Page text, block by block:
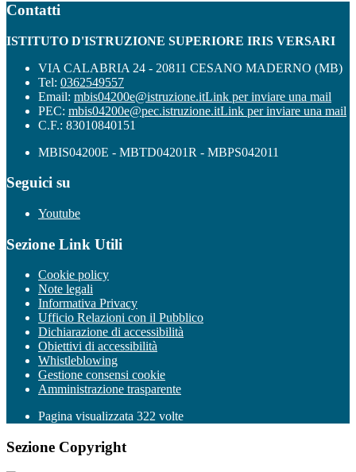
Contatti
ISTITUTO D'ISTRUZIONE SUPERIORE IRIS VERSARI
VIA CALABRIA 24 - 20811 CESANO MADERNO (MB)
Tel: 0362549557
Email: mbis04200e@istruzione.itLink per inviare una mail
PEC: mbis04200e@pec.istruzione.itLink per inviare una mail
C.F.: 83010840151
MBIS04200E - MBTD04201R - MBPS042011
Seguici su
Youtube
Sezione Link Utili
Cookie policy
Note legali
Informativa Privacy
Ufficio Relazioni con il Pubblico
Dichiarazione di accessibilità
Obiettivi di accessibilità
Whistleblowing
Gestione consensi cookie
Amministrazione trasparente
Pagina visualizzata 322 volte
Sezione Copyright